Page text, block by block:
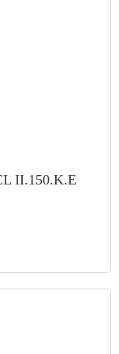
II.150.K.E